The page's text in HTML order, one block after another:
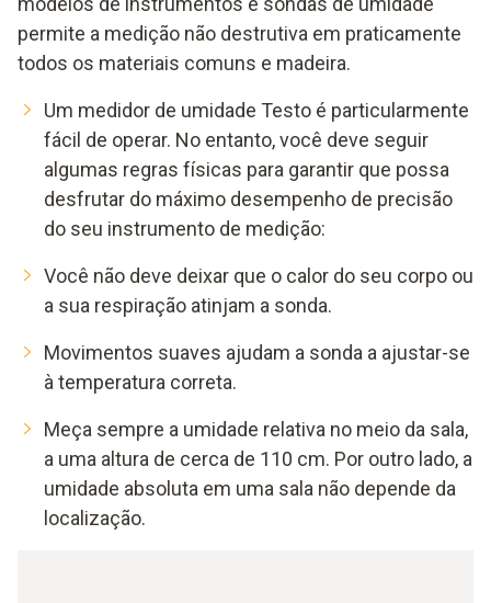
permite a medição não destrutiva em praticamente
todos os materiais comuns e madeira.
Um medidor de umidade Testo é particularmente
fácil de operar. No entanto, você deve seguir
algumas regras físicas para garantir que possa
desfrutar do máximo desempenho de precisão
do seu instrumento de medição:
Você não deve deixar que o calor do seu corpo ou
a sua respiração atinjam a sonda.
Movimentos suaves ajudam a sonda a ajustar-se
à temperatura correta.
Meça sempre a umidade relativa no meio da sala,
a uma altura de cerca de 110 cm. Por outro lado, a
umidade absoluta em uma sala não depende da
localização.